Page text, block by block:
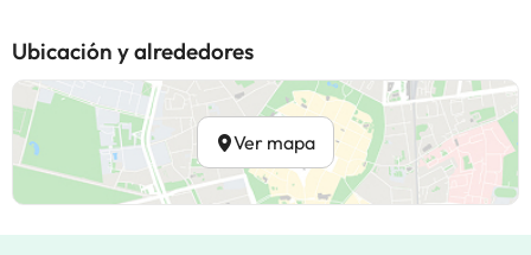
Ubicación y alrededores
Ver mapa